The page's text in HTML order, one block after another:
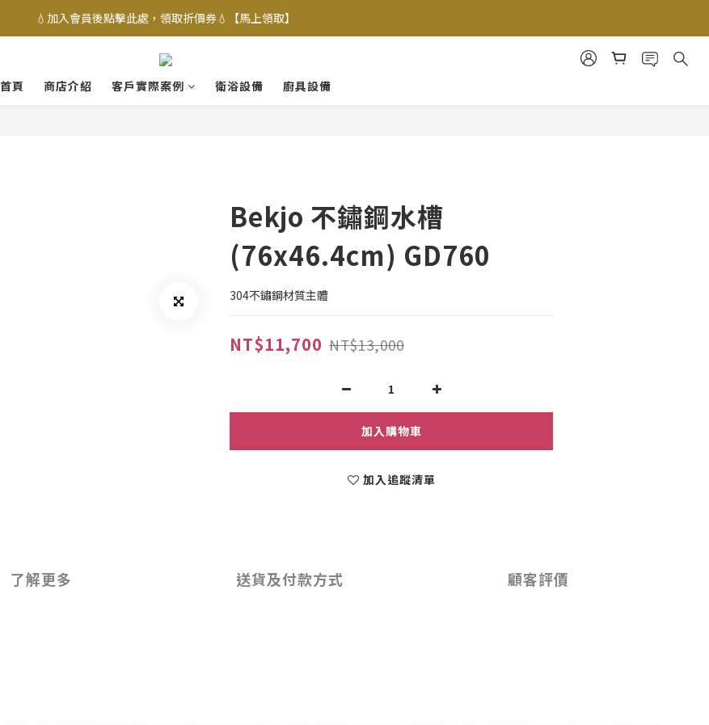
💧加入會員後點擊此處，領取折價券💧【馬上領取】
首頁
商店介紹 客戶實際案例 衛浴設備 廚具設備
Bekjo 不鏽鋼水槽
(76x46.4cm) GD760
304不鏽鋼材質主體
NT$11,700 NT$13,000
加入購物車
加入追蹤清單
了解更多 送貨及付款方式 顧客評價